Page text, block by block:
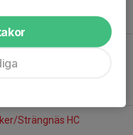
- Eskilstuna Linden
Strängnäs HC